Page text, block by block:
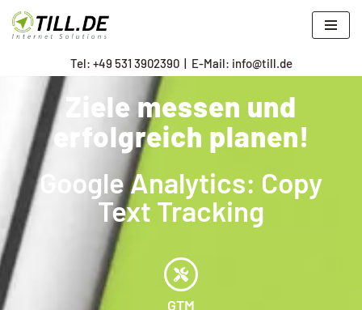
Zum
springen
Tel: +49 531 3902390| E-Mail: info@till.de
Ziele messen und
erfolgreich planen!
Google Analytics: Copy
Text Tracking
GTM